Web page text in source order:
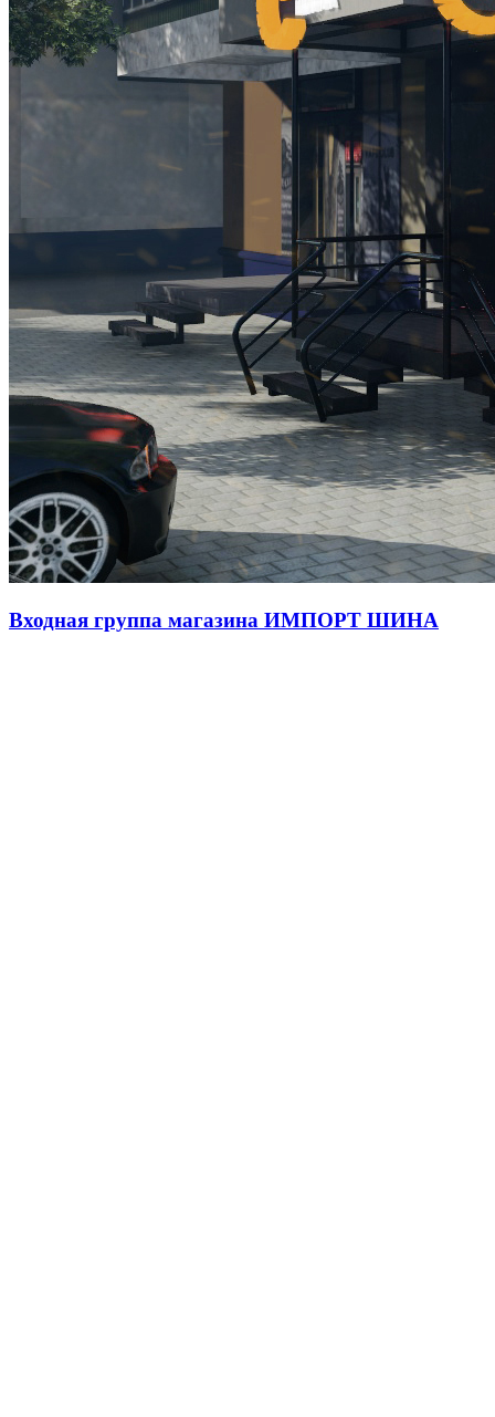
Входная группа магазина ИМПОРТ ШИНА